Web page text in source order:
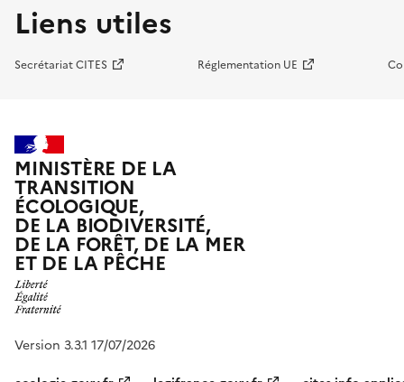
Liens utiles
Secrétariat CITES Réglementation UE
MINISTÈRE DE LA
TRANSITION
ÉCOLOGIQUE,
DE LA BIODIVERSITÉ,
DE LA FORÊT, DE LA MER
ET DE LA PÊCHE
Version 3.3.1 17/07/2026